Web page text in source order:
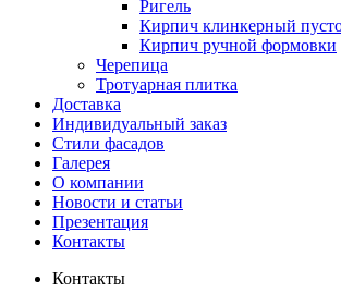
Ригель
Кирпич клинкерный
Кирпич ручной формовки
Черепица
Тротуарная плитка
Доставка
Индивидуальный заказ
Стили фасадов
Галерея
О компании
Новости и статьи
Презентация
Контакты
Контакты